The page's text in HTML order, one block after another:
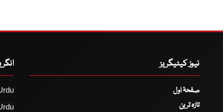
نیوز کیٹیگریز
صفحۂ اول
تازہ ترین